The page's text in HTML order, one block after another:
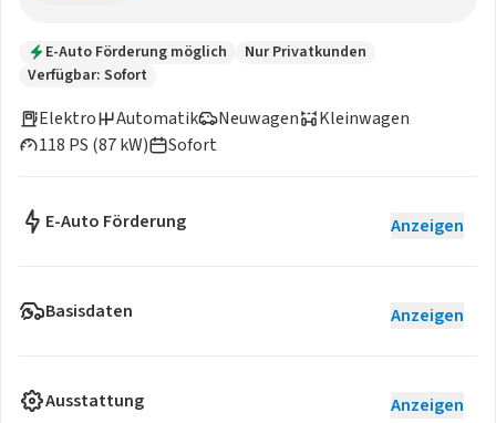
E-Auto Förderung möglich
Nur Privatkunden
Verfügbar: Sofort
Elektro
Neuwagen
118 PS (87 kW)
Automatik
Kleinwagen
Sofort
E-Auto Förderung Anzeigen
Basisdaten Anzeigen
Ausstattung Anzeigen